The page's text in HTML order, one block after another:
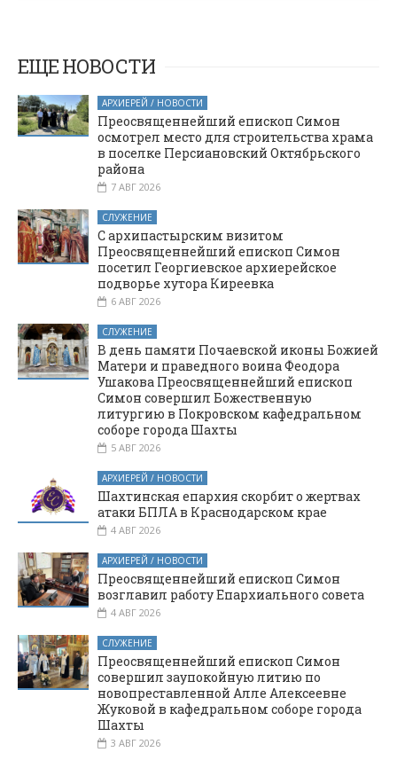
Покровском
кафедральном
соборе г. Шахты
ЕЩЕ НОВОСТИ
АРХИЕРЕЙ / НОВОСТИ
Преосвященнейший епископ Симон
осмотрел место для строительства храма
в поселке Персиановский Октябрьского
района
7 АВГ 2026
СЛУЖЕНИЕ
С архипастырским визитом
Преосвященнейший епископ Симон
посетил Георгиевское архиерейское
подворье хутора Киреевка
6 АВГ 2026
СЛУЖЕНИЕ
В день памяти Почаевской иконы Божией
Матери и праведного воина Феодора
Ушакова Преосвященнейший епископ
Симон совершил Божественную
литургию в Покровском кафедральном
соборе города Шахты
5 АВГ 2026
АРХИЕРЕЙ / НОВОСТИ
Шахтинская епархия скорбит о жертвах
атаки БПЛА в Краснодарском крае
4 АВГ 2026
АРХИЕРЕЙ / НОВОСТИ
Преосвященнейший епископ Симон
возглавил работу Епархиального совета
4 АВГ 2026
СЛУЖЕНИЕ
Преосвященнейший епископ Симон
совершил заупокойную литию по
новопреставленной Алле Алексеевне
Жуковой в кафедральном соборе города
Шахты
3 АВГ 2026